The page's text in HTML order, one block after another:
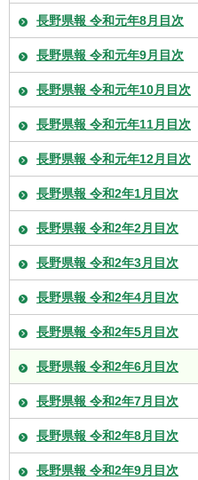
長野県報 令和元年8月目次
長野県報 令和元年9月目次
長野県報 令和元年10月目次
長野県報 令和元年11月目次
長野県報 令和元年12月目次
長野県報 令和2年1月目次
長野県報 令和2年2月目次
長野県報 令和2年3月目次
長野県報 令和2年4月目次
長野県報 令和2年5月目次
長野県報 令和2年6月目次
長野県報 令和2年7月目次
長野県報 令和2年8月目次
長野県報 令和2年9月目次